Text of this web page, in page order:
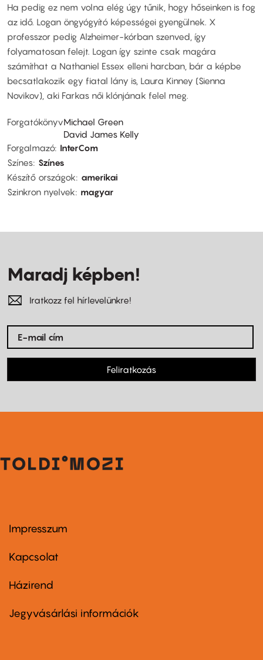
Ha pedig ez nem volna elég úgy tűnik, hogy hőseinken is fog
az idő. Logan öngyógyító képességei gyengülnek. X
professzor pedig Alzheimer-kórban szenved, így
folyamatosan felejt. Logan így szinte csak magára
számíthat a Nathaniel Essex elleni harcban, bár a képbe
becsatlakozik egy fiatal lány is, Laura Kinney (Sienna
Novikov), aki Farkas női klónjának felel meg.
ForgatókönyvMichael Green
David James Kelly
Forgalmazó InterCom
Színes Színes
Készítő országok
amerikai
Szinkron nyelvek
magyar
Maradj képben!
Iratkozz fel hírlevelünkre!
Feliratkozás
Footer
first
Impresszum
Kapcsolat
Footer
second
Házirend
Jegyvásárlási információk